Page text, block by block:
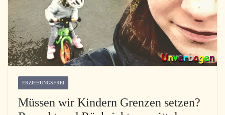
ERZIEHUNGSFREI
Müssen wir Kindern Grenzen setzen?